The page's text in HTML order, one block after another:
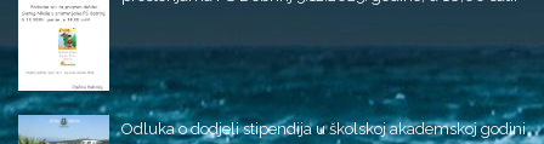
Odluka o dodjeli stipendija u školskoj akademskoj godini